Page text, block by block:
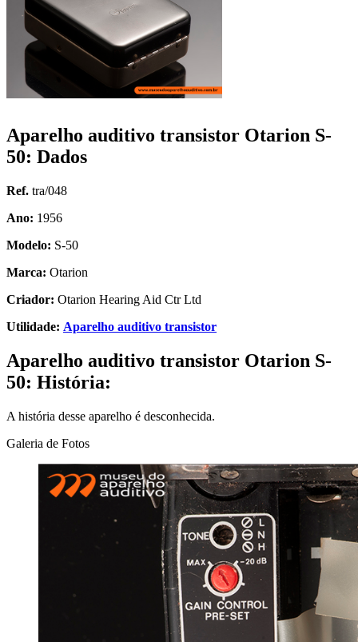
Aparelho auditivo transistor Otarion S-
50: Dados
Ref. tra/048
Ano: 1956
Modelo: S-50
Marca: Otarion
Criador: Otarion Hearing Aid Ctr Ltd
Utilidade: Aparelho auditivo transistor
Aparelho auditivo transistor Otarion S-
50: História:
A história desse aparelho é desconhecida.
Galeria de Fotos